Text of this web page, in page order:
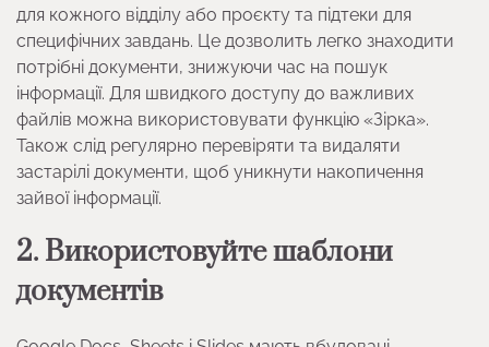
для кожного відділу або проєкту та підтеки для
специфічних завдань. Це дозволить легко знаходити
потрібні документи, знижуючи час на пошук
інформації. Для швидкого доступу до важливих
файлів можна використовувати функцію «Зірка».
Також слід регулярно перевіряти та видаляти
застарілі документи, щоб уникнути накопичення
зайвої інформації.
2. Використовуйте шаблони
документів